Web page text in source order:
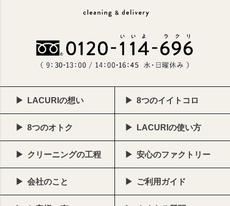
LACURIの想い 8つのイイトコロ
8つのオトク LACURIの使い方
クリーニングの工程 安心のファクトリー
会社のこと ご利用ガイド